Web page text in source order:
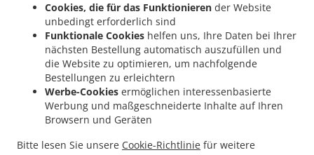
Cookies, die für das Funktionieren der Website
unbedingt erforderlich sind
Funktionale Cookies helfen uns, Ihre Daten bei Ihrer
nächsten Bestellung automatisch auszufüllen und
die Website zu optimieren, um nachfolgende
Bestellungen zu erleichtern
Werbe-Cookies ermöglichen interessenbasierte
Werbung und maßgeschneiderte Inhalte auf Ihren
Browsern und Geräten
Bitte lesen Sie unsere Cookie-Richtlinie für weitere
Romanesc Essen Lieferservice București Sector 5
.
București Sector 6
Romanesc Essen Lieferservice București Fundeni
Romanesc
Essen Lieferservice București .
Romanesc Essen Lieferservice Popești-Leordeni Sector
Romanesc Essen Lieferservice Popești-Leordeni Sector 4 . Romanesc Essen
Lieferservice Popești-Leordeni
.
Romanesc Essen Lieferservice Dobroești Sector 2
. Romanesc Essen Lieferservice
. Romanesc Essen Lieferservice Voluntari Pipera